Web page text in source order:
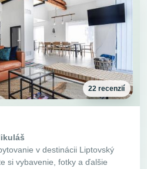
22 recenzií
v destinácii Liptovský
si vybavenie, fotky a ďalšie